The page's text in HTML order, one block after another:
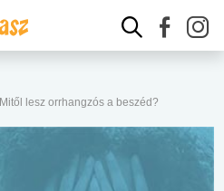
Mitől lesz orrhangzós a beszéd?